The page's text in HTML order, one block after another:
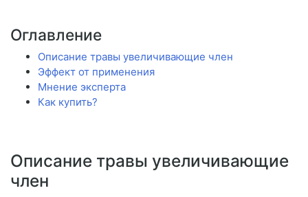
Оглавление
Описание травы увеличивающие член
Эффект от применения
Мнение эксперта
Как купить?
Описание травы увеличивающие
член